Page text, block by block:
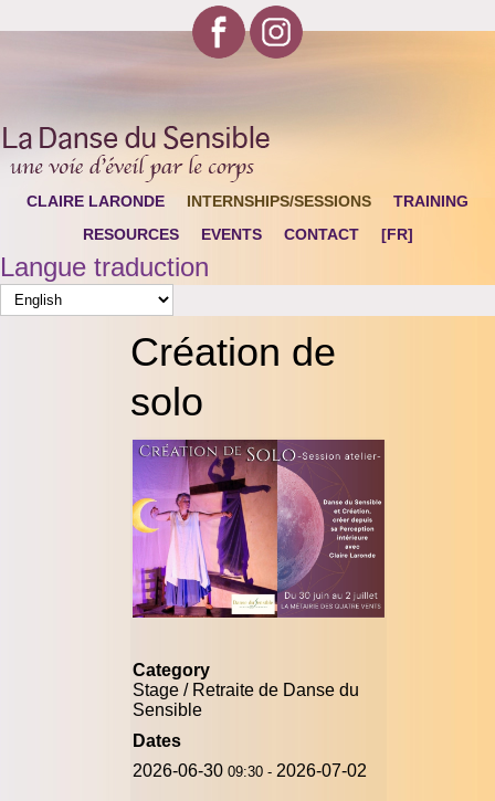
CLAIRE LARONDE INTERNSHIPS/SESSIONS
TRAINING
RESOURCES
EVENTS CONTACT [FR]
Langue traduction
Création de
solo
Category
Stage / Retraite de Danse du
Sensible
Dates
2026-06-30 09:30 -2026-07-02